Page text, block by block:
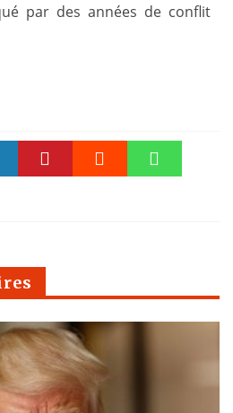
par des années de conflit